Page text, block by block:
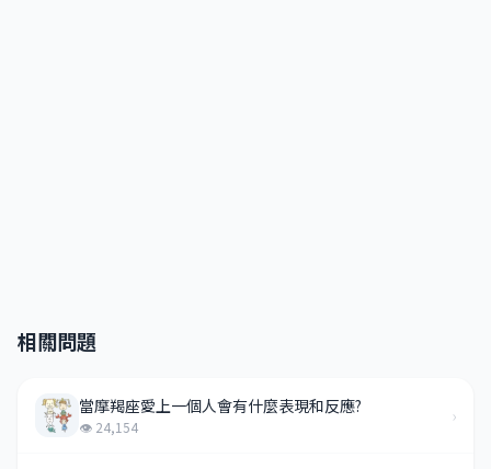
相關問題
當摩羯座愛上一個人會有什麼表現和反應?
👁 24,154
›